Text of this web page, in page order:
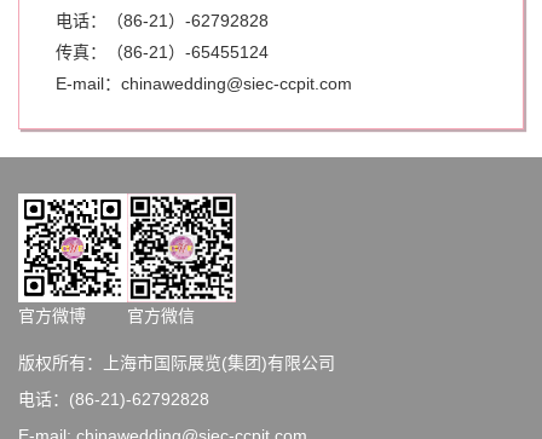
电话：（86-21）-62792828
传真：（86-21）-65455124
E-mail：chinawedding@siec-ccpit.com
官方微博 官方微信
版权所有：上海市国际展览(集团)有限公司
电话：(86-21)-62792828
E-mail: chinawedding@siec-ccpit.com